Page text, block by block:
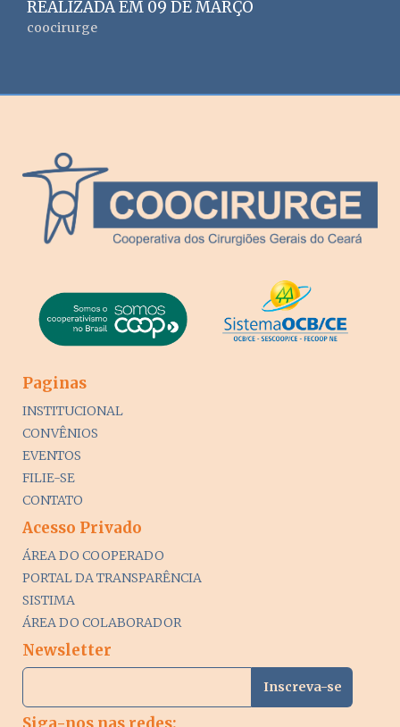
REALIZADA EM 09 DE MARÇO
coocirurge
Paginas
INSTITUCIONAL
CONVÊNIOS
EVENTOS
FILIE-SE
CONTATO
Acesso Privado
ÁREA DO COOPERADO
PORTAL DA TRANSPARÊNCIA
SISTIMA
ÁREA DO COLABORADOR
Newsletter